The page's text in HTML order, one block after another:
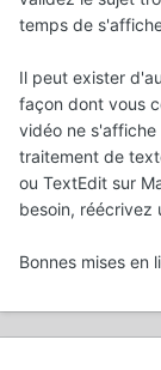
temps de
Il peut exister
façon dont vous
vidéo ne
traitement de
ou TextEdit sur
besoin, réécrivez
Bonnes mises en